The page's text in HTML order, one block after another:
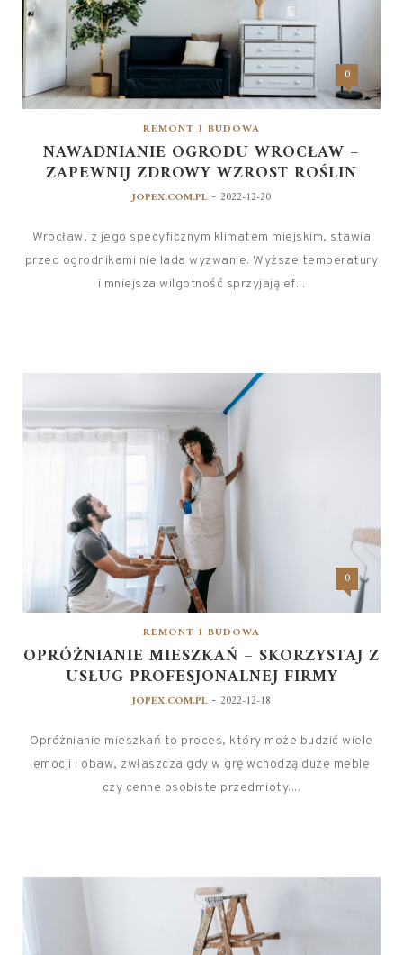
0
REMONT I BUDOWA
NAWADNIANIE OGRODU WROCŁAW –
ZAPEWNIJ ZDROWY WZROST ROŚLIN
JOPEX.COM.PL - 2022-12-20
Wrocław, z jego specyficznym klimatem miejskim, stawia
przed ogrodnikami nie lada wyzwanie. Wyższe temperatury
i mniejsza wilgotność sprzyjają ef...
0
REMONT I BUDOWA
OPRÓŻNIANIE MIESZKAŃ – SKORZYSTAJ Z
USŁUG PROFESJONALNEJ FIRMY
JOPEX.COM.PL - 2022-12-18
Opróżnianie mieszkań to proces, który może budzić wiele
emocji i obaw, zwłaszcza gdy w grę wchodzą duże meble
czy cenne osobiste przedmioty....